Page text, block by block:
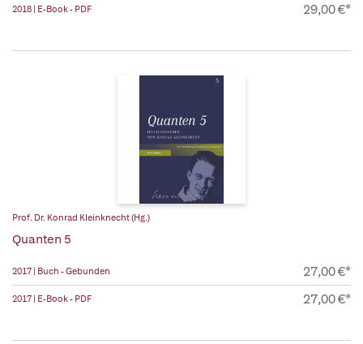
2018 | E-Book - PDF 29,00 €*
Prof. Dr. Konrad Kleinknecht (Hg.)
Quanten 5
2017 | Buch - Gebunden 27,00 €*
2017 | E-Book - PDF 27,00 €*